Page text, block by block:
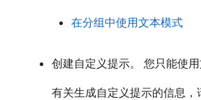
在分组中使用文本模式
创建自定义提示。 您只能使
有关生成自定义提示的信息，